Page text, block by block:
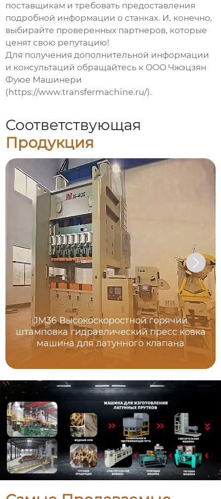
поставщикам и требовать предоставления
подробной информации о станках. И, конечно,
выбирайте проверенных партнеров, которые
ценят свою репутацию!
Для получения дополнительной информации
и консультаций обращайтесь к ООО Чжэцзян
Фуюе Машинери
(https://www.transfermachine.ru/).
Соответствующая
Продукция
JM36 Высокоскоростной горячий
штамповка гидравлический пресс ковка
машина для латунного клапана